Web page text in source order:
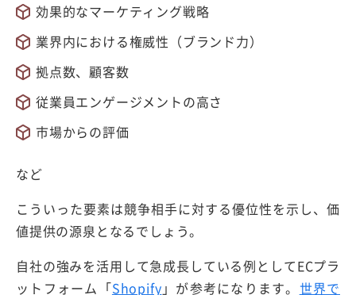
効果的なマーケティング戦略
業界内における権威性（ブランド力）
拠点数、顧客数
従業員エンゲージメントの高さ
市場からの評価
など
こういった要素は競争相手に対する優位性を示し、価
値提供の源泉となるでしょう。
自社の強みを活用して急成長している例としてECプラ
ットフォーム「Shopify 」が参考になります。 世界で